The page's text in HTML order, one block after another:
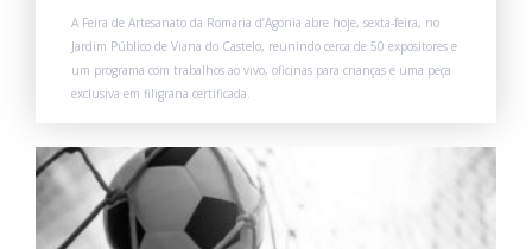
A Feira de Artesanato da Romaria d’Agonia abre hoje, sexta-feira, no
Jardim Público de Viana do Castelo, reunindo cerca de 50 expositores e
um programa com trabalhos ao vivo, oficinas para crianças e uma peça
exclusiva em filigrana certificada.